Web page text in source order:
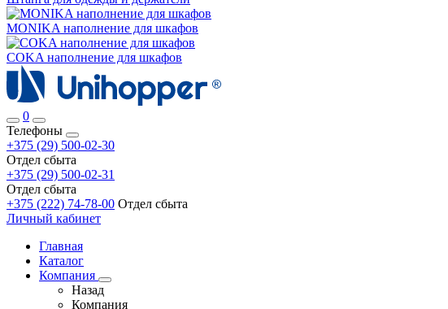
MONIKA наполнение для шкафов
COKA наполнение для шкафов
0
Телефоны
+375 (29) 500-02-30
Отдел сбыта
+375 (29) 500-02-31
Отдел сбыта
+375 (222) 74-78-00 Отдел сбыта
Личный кабинет
Главная
Каталог
Компания
Назад
Компания